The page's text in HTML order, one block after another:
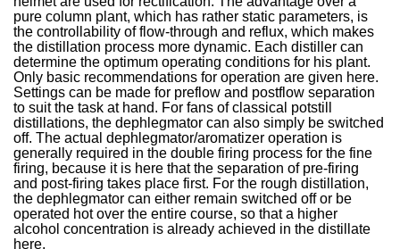
pure column plant, which has rather static parameters, is
the controllability of flow-through and reflux, which makes
the distillation process more dynamic. Each distiller can
determine the optimum operating conditions for his plant.
Only basic recommendations for operation are given here.
Settings can be made for preflow and postflow separation
to suit the task at hand. For fans of classical potstill
distillations, the dephlegmator can also simply be switched
off. The actual dephlegmator/aromatizer operation is
generally required in the double firing process for the fine
firing, because it is here that the separation of pre-firing
and post-firing takes place first. For the rough distillation,
the dephlegmator can either remain switched off or be
operated hot over the entire course, so that a higher
alcohol concentration is already achieved in the distillate
here.